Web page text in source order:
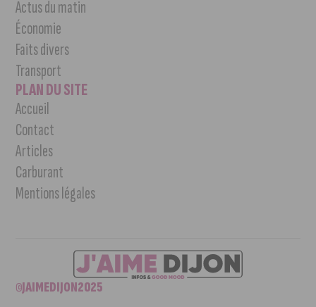
Actus du matin
Économie
Faits divers
Transport
PLAN DU SITE
Accueil
Contact
Articles
Carburant
Mentions légales
©JAIMEDIJON2025